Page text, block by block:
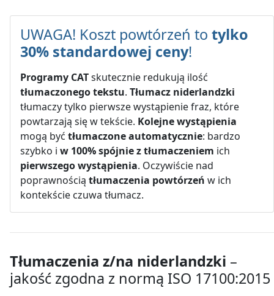
UWAGA! Koszt powtórzeń to tylko
30% standardowej ceny!
Programy CATskutecznie redukują ilość
tłumaczonego tekstu. Tłumacz niderlandzki
tłumaczy tylko pierwsze wystąpienie fraz, które
powtarzają się w tekście. Kolejne wystąpienia
mogą być tłumaczone automatycznie: bardzo
szybko i w 100% spójnie z tłumaczeniem ich
pierwszego wystąpienia. Oczywiście nad
poprawnością tłumaczenia powtórzeń w ich
kontekście czuwa tłumacz.
Tłumaczenia z/na niderlandzki –
jakość zgodna z normą ISO 17100:2015